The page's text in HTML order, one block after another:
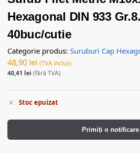
Hexagonal DIN 933
40buc/cutie
Categorie produs: Suruburi Cap
48,90 lei (TVA inclus)
40,41 lei (fără TVA)
Stoc epuizat
Primiți o notificare